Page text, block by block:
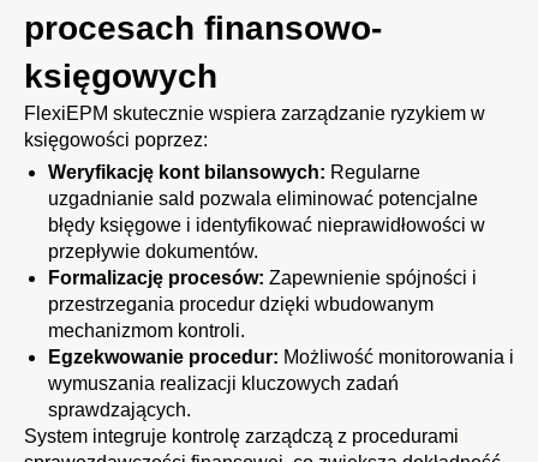
procesach finansowo-
księgowych
FlexiEPM skutecznie wspiera zarządzanie ryzykiem w
księgowości poprzez:
Weryfikację kont bilansowych: Regularne
uzgadnianie sald pozwala eliminować potencjalne
błędy księgowe i identyfikować nieprawidłowości w
przepływie dokumentów.
Formalizację procesów: Zapewnienie spójności i
przestrzegania procedur dzięki wbudowanym
mechanizmom kontroli.
Egzekwowanie procedur: Możliwość monitorowania i
wymuszania realizacji kluczowych zadań
sprawdzających.
System integruje kontrolę zarządczą z procedurami